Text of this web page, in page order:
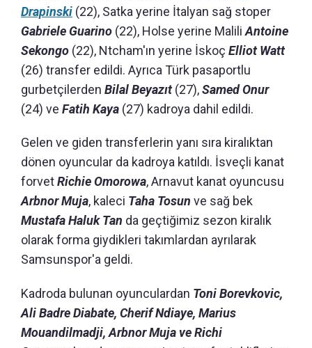
Drapinski (22), Satka yerine İtalyan sağ stoper
Gabriele Guarino (22), Holse yerine MaliliAntoine
Sekongo (22), Ntcham'ın yerine İskoç Elliot Watt
(26) transfer edildi. Ayrıca Türk pasaportlu
gurbetçilerden Bilal Beyazıt(27),Samed Onur
(24) ve Fatih Kaya (27) kadroya dahil edildi.
Gelen ve giden transferlerin yanı sıra kiralıktan
dönen oyuncular da kadroya katıldı. İsveçli kanat
forvetRichie Omorowa, Arnavut kanat oyuncusu
Arbnor Muja, kaleci Taha Tosun ve sağ bek
Mustafa Haluk Tan da geçtiğimiz sezon kiralık
olarak forma giydikleri takımlardan ayrılarak
Samsunspor'a geldi.
Kadroda bulunan oyunculardan Toni Borevkovic,
Ali Badre Diabate, Cherif Ndiaye, Marius
Mouandilmadji, Arbnor Muja ve Richi